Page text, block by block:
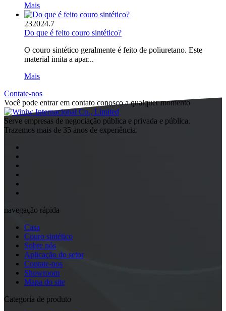
Mais
232024.7
Do que é feito couro sintético?
O couro sintético geralmente é feito de poliuretano. Este
material imita a apar...
Mais
Contate-nos
Você pode entrar em contato conosco a qualquer momento
Serve empresas de negociação pública e privada e pública.
Trazemos mais de 35 anos de experiência.
navegação rápida
Casa
Couro sintético
Sobre nós
Aplicação do setor
Contate-nos
Showroom
Mapa do site
Categoria de produto